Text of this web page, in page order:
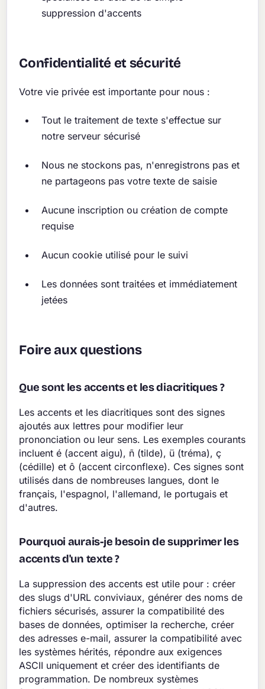
suppression d'accents
Confidentialité et sécurité
Votre vie privée est importante pour nous :
Tout le traitement de texte s'effectue sur
notre serveur sécurisé
Nous ne stockons pas, n'enregistrons pas et
ne partageons pas votre texte de saisie
Aucune inscription ou création de compte
requise
Aucun cookie utilisé pour le suivi
Les données sont traitées et immédiatement
jetées
Foire aux questions
Que sont les accents et les diacritiques ?
Les accents et les diacritiques sont des signes
ajoutés aux lettres pour modifier leur
prononciation ou leur sens. Les exemples courants
incluent é (accent aigu), ñ (tilde), ü (tréma), ç
(cédille) et ô (accent circonflexe). Ces signes sont
utilisés dans de nombreuses langues, dont le
français, l'espagnol, l'allemand, le portugais et
d'autres.
Pourquoi aurais-je besoin de supprimer les
accents d'un texte ?
La suppression des accents est utile pour : créer
des slugs d'URL conviviaux, générer des noms de
fichiers sécurisés, assurer la compatibilité des
bases de données, optimiser la recherche, créer
des adresses e-mail, assurer la compatibilité avec
les systèmes hérités, répondre aux exigences
ASCII uniquement et créer des identifiants de
programmation. De nombreux systèmes